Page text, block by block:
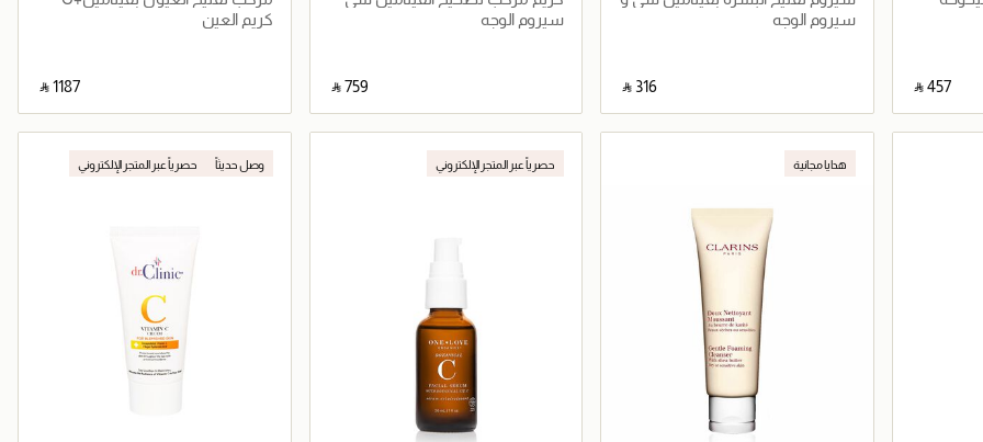
‎ ⃁ ⁦457⁩ ‎
اي وحمض الهيالورونيك
سيروم الوجه
‎ ⃁ ⁦316⁩ ‎
جاري تحميل التفاصيل
بنسبة 30%
سيروم الوجه
‎ ⃁ ⁦759⁩ ‎
جاري تحميل التفاصيل
كريم العين
‎ ⃁ ⁦1187⁩ ‎
جاري تحميل التفاصيل
هدايا مجانية حصرياً عبر المتجر الإلكتروني وصل حديثاً حصرياً عبر المتجر الإلكتروني